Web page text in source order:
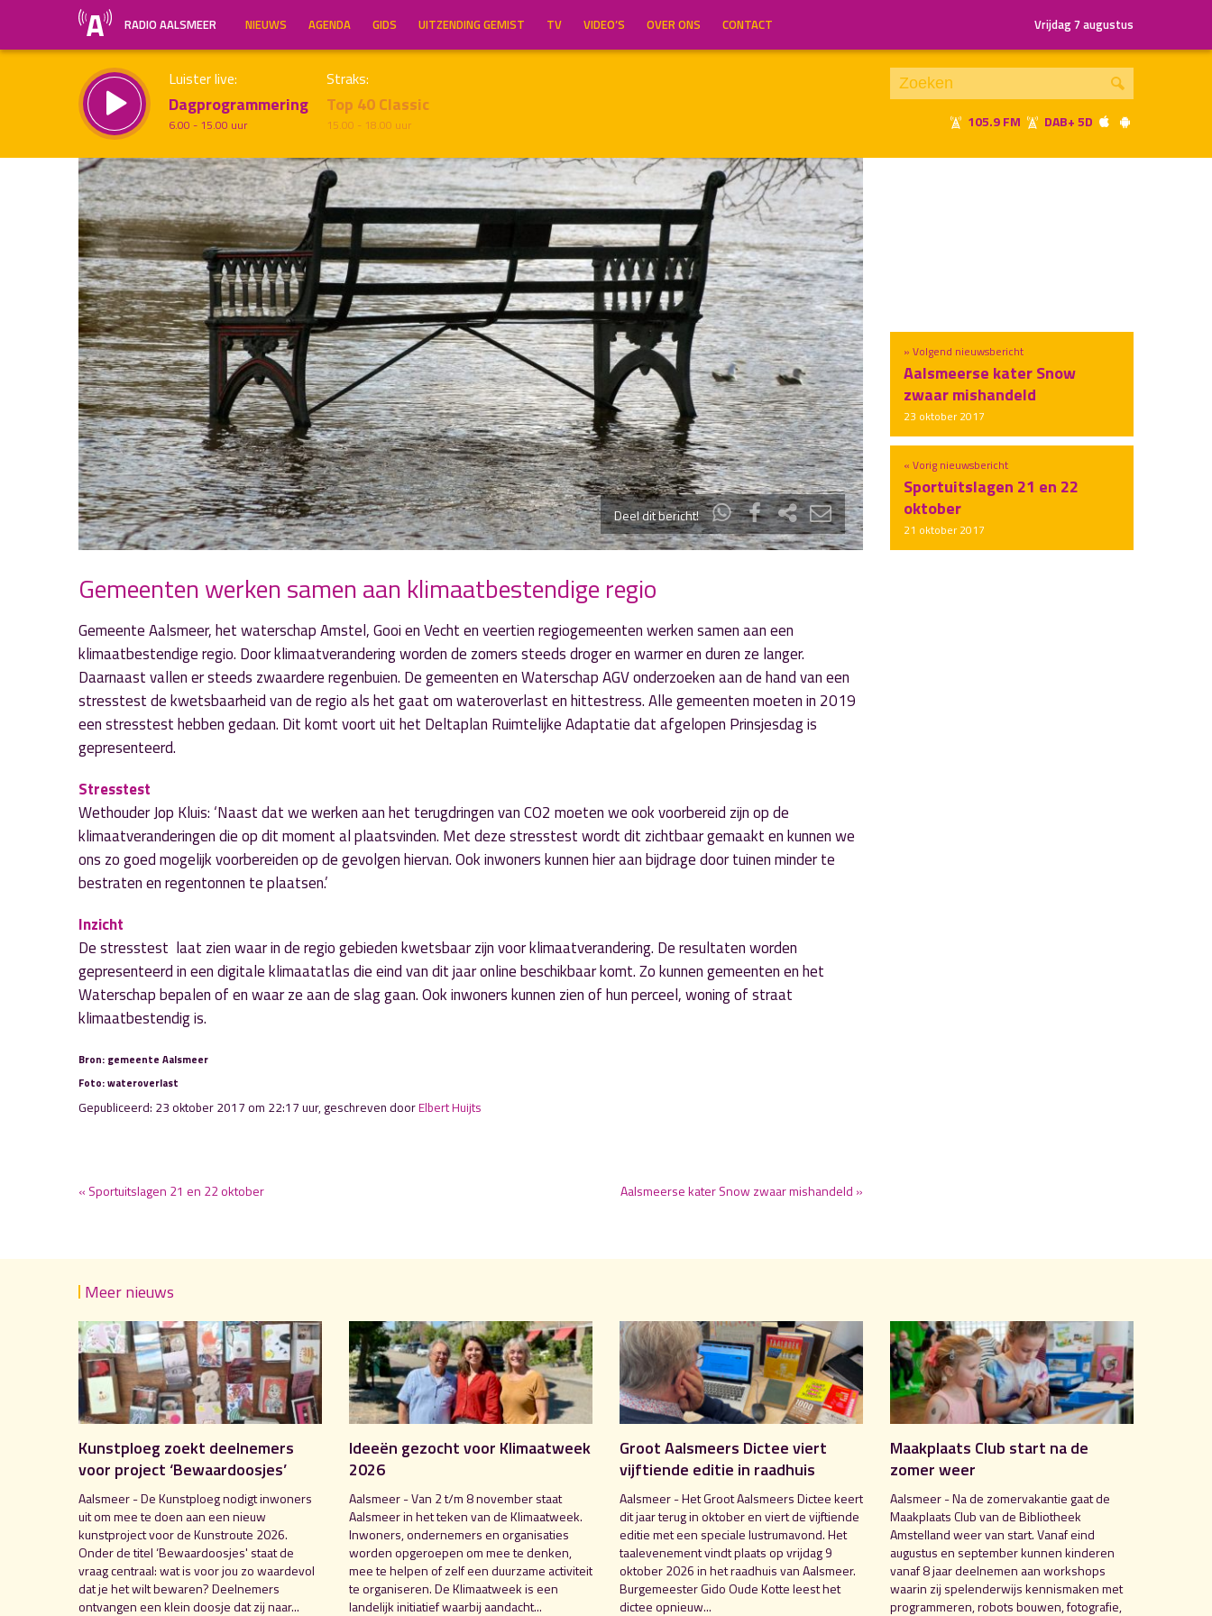
RADIO AALSMEER NIEUWS AGENDA GIDS UITZENDING GEMIST TV VIDEO’S OVER ONS CONTACT Vrijdag 7 augustus
Luister live:
Dagprogrammering
6.00 - 15.00 uur
Straks:
Top 40 Classic
15.00 - 18.00 uur 105.9 FM DAB+ 5D
Inklappen
Deel dit bericht!
« Vorig nieuwsbericht
Sportuitslagen 21 en 22
oktober
21 oktober 2017
» Volgend nieuwsbericht
Aalsmeerse kater Snow
zwaar mishandeld
23 oktober 2017
Gemeenten werken samen aan klimaatbestendige regio
Gemeente Aalsmeer, het waterschap Amstel, Gooi en Vecht en veertien regiogemeenten werken samen aan een
klimaatbestendige regio. Door klimaatverandering worden de zomers steeds droger en warmer en duren ze langer.
Daarnaast vallen er steeds zwaardere regenbuien. De gemeenten en Waterschap AGV onderzoeken aan de hand van een
stresstest de kwetsbaarheid van de regio als het gaat om wateroverlast en hittestress. Alle gemeenten moeten in 2019
een stresstest hebben gedaan. Dit komt voort uit het Deltaplan Ruimtelijke Adaptatie dat afgelopen Prinsjesdag is
gepresenteerd.
Stresstest
Wethouder Jop Kluis: ‘Naast dat we werken aan het terugdringen van CO2 moeten we ook voorbereid zijn op de
klimaatveranderingen die op dit moment al plaatsvinden. Met deze stresstest wordt dit zichtbaar gemaakt en kunnen we
ons zo goed mogelijk voorbereiden op de gevolgen hiervan. Ook inwoners kunnen hier aan bijdrage door tuinen minder te
bestraten en regentonnen te plaatsen.’
Inzicht
De stresstest laat zien waar in de regio gebieden kwetsbaar zijn voor klimaatverandering. De resultaten worden
gepresenteerd in een digitale klimaatatlas die eind van dit jaar online beschikbaar komt. Zo kunnen gemeenten en het
Waterschap bepalen of en waar ze aan de slag gaan. Ook inwoners kunnen zien of hun perceel, woning of straat
klimaatbestendig is.
Bron: gemeente Aalsmeer
Foto: wateroverlast
Gepubliceerd: 23 oktober 2017 om 22:17 uur, geschreven doorElbert Huijts
« Sportuitslagen 21 en 22 oktober Aalsmeerse kater Snow zwaar mishandeld »
Meer nieuws
Kunstploeg zoekt deelnemers
voor project ‘Bewaardoosjes’
Aalsmeer - De Kunstploeg nodigt inwoners
uit om mee te doen aan een nieuw
kunstproject voor de Kunstroute 2026.
Onder de titel ‘Bewaardoosjes' staat de
vraag centraal: wat is voor jou zo waardevol
dat je het wilt bewaren? Deelnemers
ontvangen een klein doosje dat zij naar...
Ideeën gezocht voor Klimaatweek
2026
Aalsmeer - Van 2 t/m 8 november staat
Aalsmeer in het teken van de Klimaatweek.
Inwoners, ondernemers en organisaties
worden opgeroepen om mee te denken,
mee te helpen of zelf een duurzame activiteit
te organiseren. De Klimaatweek is een
landelijk initiatief waarbij aandacht...
Groot Aalsmeers Dictee viert
vijftiende editie in raadhuis
Aalsmeer - Het Groot Aalsmeers Dictee keert
dit jaar terug in oktober en viert de vijftiende
editie met een speciale lustrumavond. Het
taalevenement vindt plaats op vrijdag 9
oktober 2026 in het raadhuis van Aalsmeer.
Burgemeester Gido Oude Kotte leest het
dictee opnieuw...
Maakplaats Club start na de
zomer weer
Aalsmeer - Na de zomervakantie gaat de
Maakplaats Club van de Bibliotheek
Amstelland weer van start. Vanaf eind
augustus en september kunnen kinderen
vanaf 8 jaar deelnemen aan workshops
waarin zij spelenderwijs kennismaken met
programmeren, robots bouwen, fotografie,